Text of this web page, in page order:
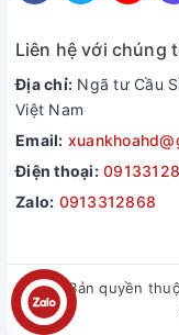
Liên hệ với chúng
Địa chỉ: Ngã tư Cầu
Việt Nam
Email:
Điện thoại:
Zalo: 0913312868
© Bản quyền